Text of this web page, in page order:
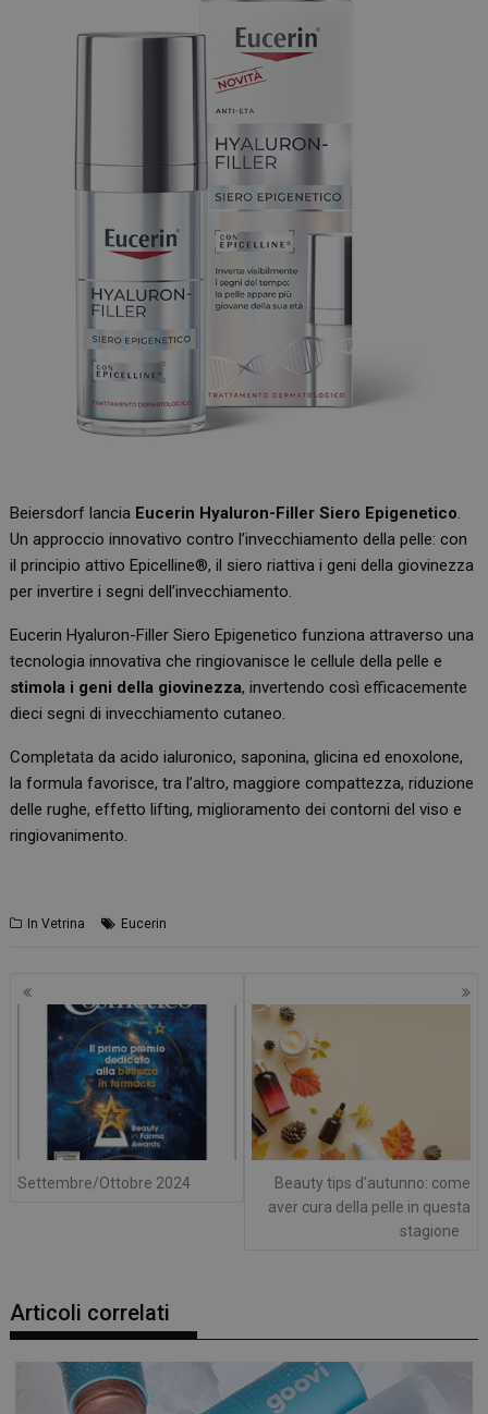
Beiersdorf lancia Eucerin Hyaluron-Filler Siero Epigenetico.
Un approccio innovativo contro l’invecchiamento della pelle: con
il principio attivo Epicelline®, il siero riattiva i geni della giovinezza
per invertire i segni dell’invecchiamento.
Eucerin Hyaluron-Filler Siero Epigenetico funziona attraverso una
tecnologia innovativa che ringiovanisce le cellule della pelle e
stimola i geni della giovinezza, invertendo così efficacemente
dieci segni di invecchiamento cutaneo.
Completata da acido ialuronico, saponina, glicina ed enoxolone,
la formula favorisce, tra l’altro, maggiore compattezza, riduzione
delle rughe, effetto lifting, miglioramento dei contorni del viso e
ringiovanimento.
In Vetrina Eucerin
Navigazione
articoli
Settembre/Ottobre 2024
Beauty tips d’autunno: come
aver cura della pelle in questa
stagione
Articoli correlati